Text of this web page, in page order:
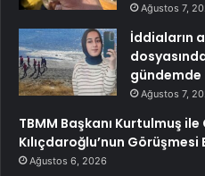
Ağustos 7,
İddiaların
gündemde
Ağustos 7,
TBMM Başkanı Kurtulmuş ile
Kılıçdaroğlu’nun Görüşmesi
Ağustos 6, 2026